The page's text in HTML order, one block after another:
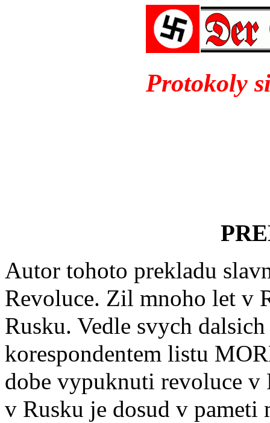
Protokoly
Autor tohoto prekladu
Revoluce. Zil mnoho let v
Rusku. Vedle svych
korespondentem listu
dobe vypuknuti revoluce v
v Rusku je dosud v pameti